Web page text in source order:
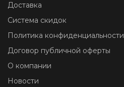
Доставка
Система скидок
Политика конфиденциальности
Договор публичной оферты
О компании
Новости